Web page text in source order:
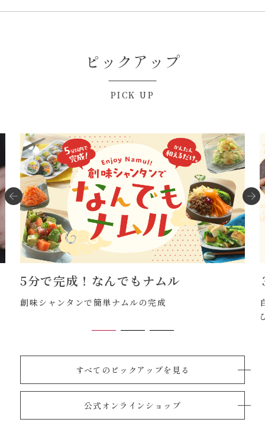
ピックアップ
PICK UP
5分で完成！なんでもナムル
創味シャンタンで簡単ナムルの完成
すべてのピックアップを見る
公式オンラインショップ